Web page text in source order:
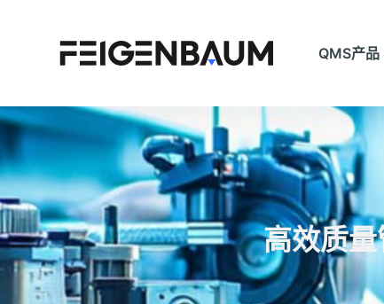
QMS产品
高效质